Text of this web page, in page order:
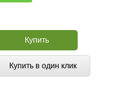
Купить
Купить в один клик